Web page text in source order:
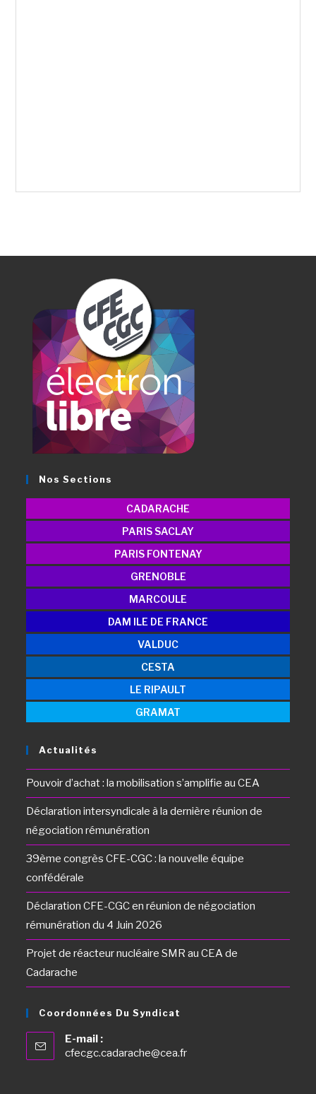
Nos Sections
CADARACHE
PARIS SACLAY
PARIS FONTENAY
GRENOBLE
MARCOULE
DAM ILE DE FRANCE
VALDUC
CESTA
LE RIPAULT
GRAMAT
Actualités
Pouvoir d’achat : la mobilisation s’amplifie au CEA
Déclaration intersyndicale à la dernière réunion de
négociation rémunération
39ème congrès CFE-CGC : la nouvelle équipe
confédérale
Déclaration CFE-CGC en réunion de négociation
rémunération du 4 Juin 2026
Projet de réacteur nucléaire SMR au CEA de
Cadarache
Coordonnées Du Syndicat
E-mail :
cfecgc.cadarache@cea.fr